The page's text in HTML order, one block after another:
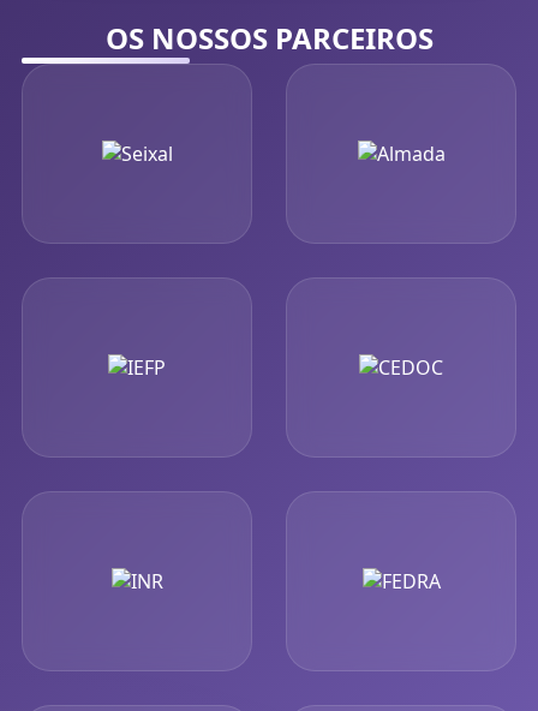
OS NOSSOS PARCEIROS